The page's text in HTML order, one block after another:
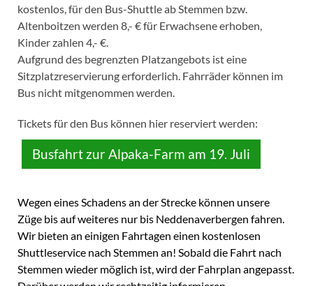
kostenlos, für den Bus-Shuttle ab Stemmen bzw.
Altenboitzen werden 8,- € für Erwachsene erhoben,
Kinder zahlen 4,- €.
Aufgrund des begrenzten Platzangebots ist eine
Sitzplatzreservierung erforderlich. Fahrräder können im
Bus nicht mitgenommen werden.
Tickets für den Bus können hier reserviert werden:
Busfahrt zur Alpaka-Farm am 19. Juli
Wegen eines Schadens an der Strecke können unsere
Züge bis auf weiteres nur bis Neddenaverbergen fahren.
Wir bieten an einigen Fahrtagen einen kostenlosen
Shuttleservice nach Stemmen an! Sobald die Fahrt nach
Stemmen wieder möglich ist, wird der Fahrplan angepasst.